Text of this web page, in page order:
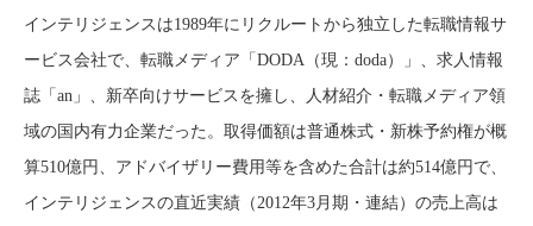
インテリジェンスは1989年にリクルートから独立した転職情報サ
ービス会社で、転職メディア「DODA（現：doda）」、求人情報
誌「an」、新卒向けサービスを擁し、人材紹介・転職メディア領
域の国内有力企業だった。取得価額は普通株式・新株予約権が概
算510億円、アドバイザリー費用等を含めた合計は約514億円で、
インテリジェンスの直近実績（2012年3月期・連結）の売上高は